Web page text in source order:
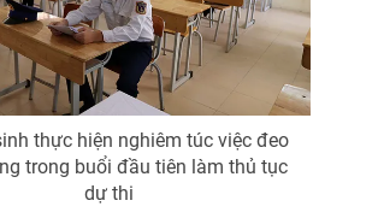
thực hiện nghiêm túc việc đeo
trong buổi đầu tiên làm thủ tục
dự thi